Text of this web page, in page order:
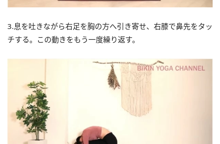
3.息を吐きながら右足を胸の方へ引き寄せ、右膝で鼻先をタッ
チする。この動きをもう一度繰り返す。